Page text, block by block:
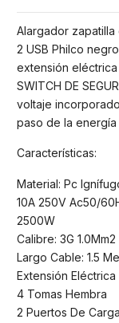
Alargador zapatilla
2 USB Philco
extensión
SWITCH DE
voltaje
paso de la
Características:
Material: Pc
10A 250V Ac50/
2500W
Calibre: 3G 1.0Mm2
Largo Cable: 1.5
Extensión Eléctrica
4 Tomas Hembra
2 Puertos De